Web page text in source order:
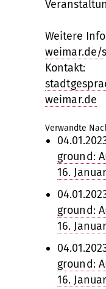
Weitere
weimar.de/
Kontakt:
weimar.de
Verwandte
ground:
16.
ground:
16.
ground:
16.